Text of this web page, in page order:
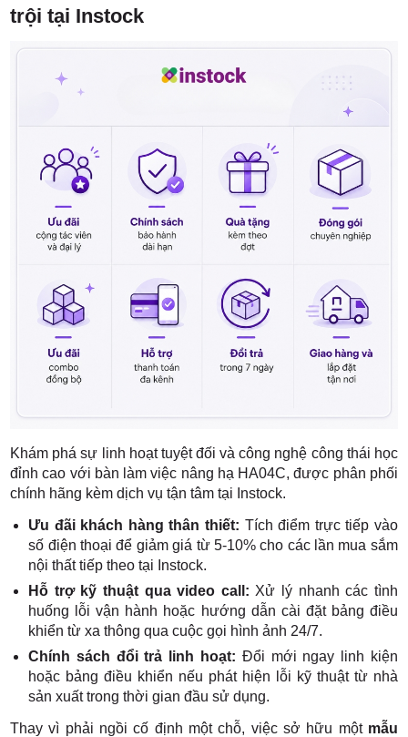
trội tại Instock
Khám phá sự linh hoạt tuyệt đối và công nghệ công thái học
đỉnh cao với bàn làm việc nâng hạ HA04C, được phân phối
chính hãng kèm dịch vụ tận tâm tại Instock.
Ưu đãi khách hàng thân thiết: Tích điểm trực tiếp vào
số điện thoại để giảm giá từ 5-10% cho các lần mua sắm
nội thất tiếp theo tại Instock.
Hỗ trợ kỹ thuật qua video call: Xử lý nhanh các tình
huống lỗi vận hành hoặc hướng dẫn cài đặt bảng điều
khiển từ xa thông qua cuộc gọi hình ảnh 24/7.
Chính sách đổi trả linh hoạt: Đổi mới ngay linh kiện
hoặc bảng điều khiển nếu phát hiện lỗi kỹ thuật từ nhà
sản xuất trong thời gian đầu sử dụng.
Thay vì phải ngồi cố định một chỗ, việc sở hữu một mẫu